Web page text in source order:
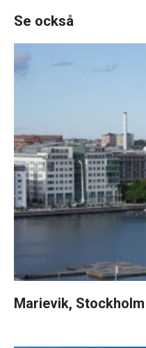
Se också
Marievik, Stockholm